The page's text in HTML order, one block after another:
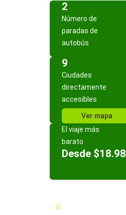
2
Número de
paradas de
autobús
9
Ciudades
directamente
accesibles
Ver mapa
El viaje más
barato
Desde $18.98